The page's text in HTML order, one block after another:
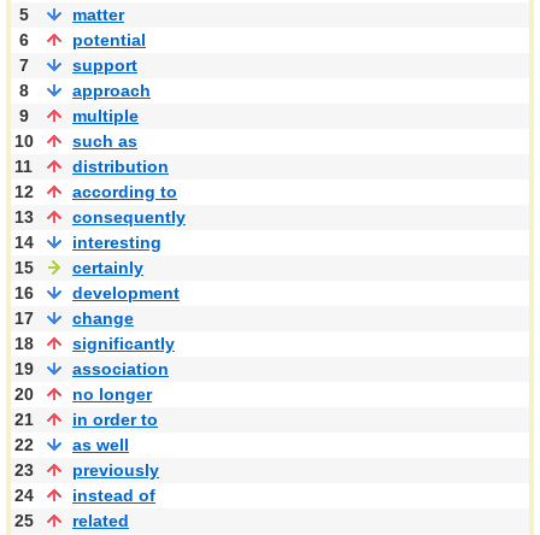
5
matter
6
potential
7
support
8
approach
9
multiple
10
such as
11
distribution
12
according to
13
consequently
14
interesting
15
certainly
16
development
17
change
18
significantly
19
association
20
no longer
21
in order to
22
as well
23
previously
24
instead of
25
related